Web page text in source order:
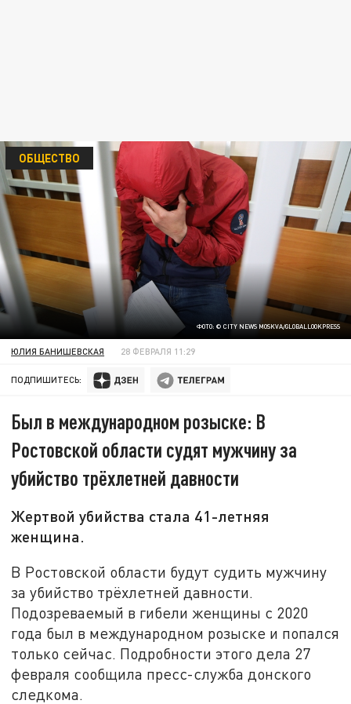
ФОТО: © CITY NEWS MOSKVA/GLOBALLOOKPRESS
ОБЩЕСТВО
ЮЛИЯ БАНИШЕВСКАЯ 28 ФЕВРАЛЯ 11:29
ПОДПИШИТЕСЬ:
Был в международном розыске: В
Ростовской области судят мужчину за
убийство трёхлетней давности
Жертвой убийства стала 41-летняя
женщина.
В Ростовской области будут судить мужчину
за убийство трёхлетней давности.
Подозреваемый в гибели женщины с 2020
года был в международном розыске и попался
только сейчас. Подробности этого дела 27
февраля сообщила пресс-служба донского
следкома.